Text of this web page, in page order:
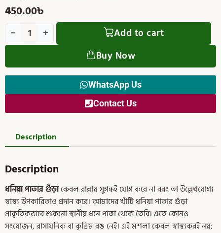
450.00৳
− +
Add to cart
Buy Now
WhatsApp Us
Contact Us
Description
Description
ধনিয়া পাতার গুঁড়াকেবল রান্নায় সুগন্ধই যোগ করে না বরং তা উল্লেখযোগ্য
স্বাস্থ্য উপকারিতাও প্রদান করে। আমাদের খাঁটি ধনিয়া পাতার গুঁড়া
প্রাকৃতিকভাবে শুকনো স্থানীয় ধনে পাতা থেকে তৈরি। এতে কোনও
সংযোজন, রাসায়নিক বা কৃত্রিম রঙ নেই। এই মশলা কেবল স্বাস্থ্যকরই নয়;